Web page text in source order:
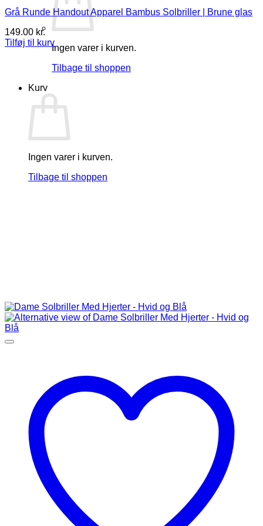
Ingen varer i kurven.
Tilbage til shoppen
Kurv
Ingen varer i kurven.
Tilbage til shoppen
Grå Runde Handout Apparel Bambus Solbriller | Brune glas
149.00 kr.
Tilføj til kurv